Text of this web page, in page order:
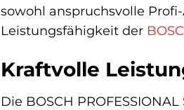
sowohl anspruchsvolle
Leistungsfähigkeit der
Kraftvolle
Die BOSCH